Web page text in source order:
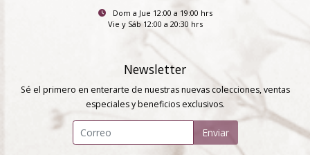
Dom a Jue 12:00 a 19:00 hrs
Vie y Sáb 12:00 a 20:30 hrs
Newsletter
Sé el primero en enterarte de nuestras nuevas colecciones, ventas
especiales y beneficios exclusivos.
Enviar